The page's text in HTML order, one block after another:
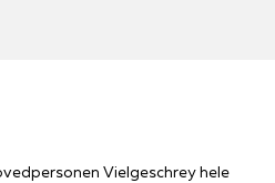
Vielgeschrey hele